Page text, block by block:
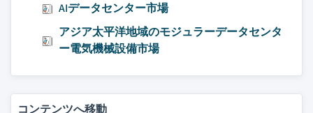
AIデータセンター市場
アジア太平洋地域のモジュラーデータセンタ
ー電気機械設備市場
コンテンツへ移動